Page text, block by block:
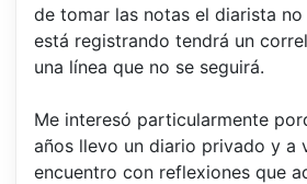
de tomar las notas el diarista
está registrando tendrá un
una línea que no se seguirá.
Me interesó particularmente
años llevo un diario privado y a
encuentro con reflexiones que